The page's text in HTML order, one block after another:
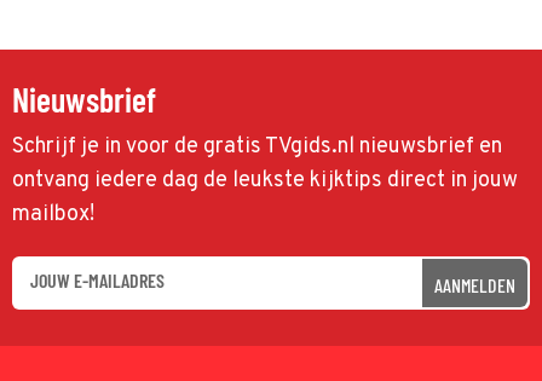
Nieuwsbrief
Schrijf je in voor de gratis TVgids.nl nieuwsbrief en
ontvang iedere dag de leukste kijktips direct in jouw
mailbox!
AANMELDEN